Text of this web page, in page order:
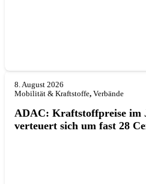
8. August 2026
Mobilität & Kraftstoffe, Verbände
ADAC: Kraftstoffpreise im
verteuert sich um fast 28